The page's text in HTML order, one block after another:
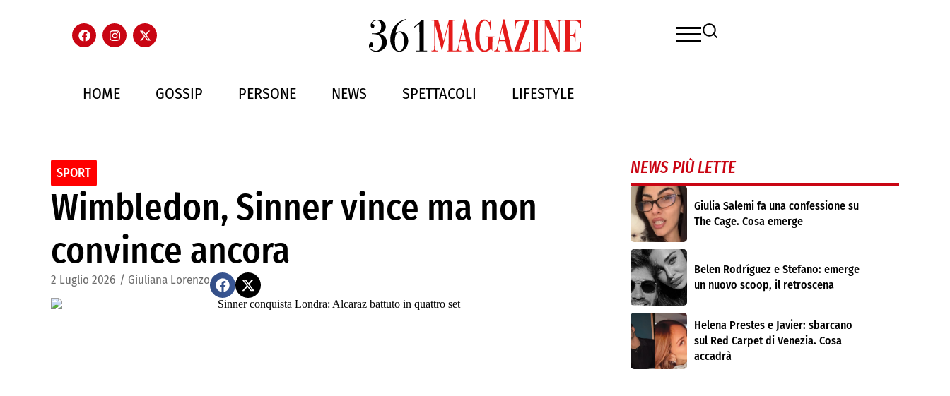
HOME GOSSIP PERSONE NEWS SPETTACOLI LIFESTYLE
SPORT
Wimbledon, Sinner vince ma non
convince ancora
2 Luglio 2026 / Giuliana Lorenzo
NEWS PIÙ LETTE
Giulia Salemi fa una confessione su
The Cage. Cosa emerge
Belen Rodríguez e Stefano: emerge
un nuovo scoop, il retroscena
Helena Prestes e Javier: sbarcano
sul Red Carpet di Venezia. Cosa
accadrà